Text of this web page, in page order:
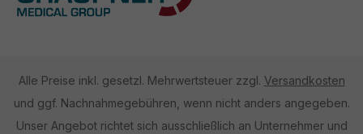
Alle Preise inkl. gesetzl. Mehrwertsteuer zzgl. Versandkosten
und ggf. Nachnahmegebühren, wenn nicht anders angegeben.
Unser Angebot richtet sich ausschließlich an Unternehmer und